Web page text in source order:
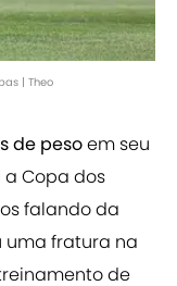
| Theo
de pesoem seu
Copa dos
falando da
uma fratura na
de